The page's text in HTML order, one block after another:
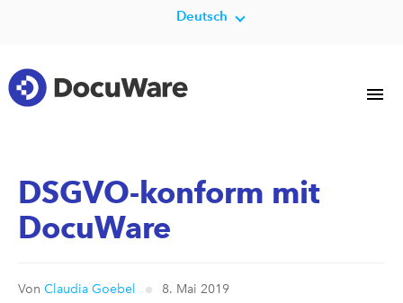
Deutsch
DSGVO-konform mit
DocuWare
Von Claudia Goebel 8. Mai 2019